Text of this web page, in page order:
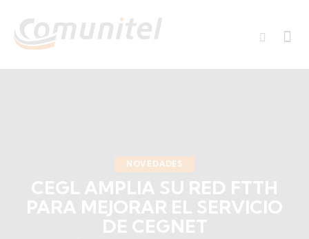
NOVEDADES
CEGL AMPLIA SU RED FTTH
PARA MEJORAR EL SERVICIO
DE CEGNET